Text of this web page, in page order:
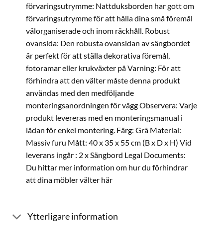
förvaringsutrymme: Nattduksborden har gott om
förvaringsutrymme för att hålla dina små föremål
välorganiserade och inom räckhåll. Robust
ovansida: Den robusta ovansidan av sängbordet
är perfekt för att ställa dekorativa föremål,
fotoramar eller krukväxter på Varning: För att
förhindra att den välter måste denna produkt
användas med den medföljande
monteringsanordningen för vägg Observera: Varje
produkt levereras med en monteringsmanual i
lådan för enkel montering. Färg: Grå Material:
Massiv furu Mått: 40 x 35 x 55 cm (B x D x H) Vid
leverans ingår : 2 x Sängbord Legal Documents:
Du hittar mer information om hur du förhindrar
att dina möbler välter här
Ytterligare information